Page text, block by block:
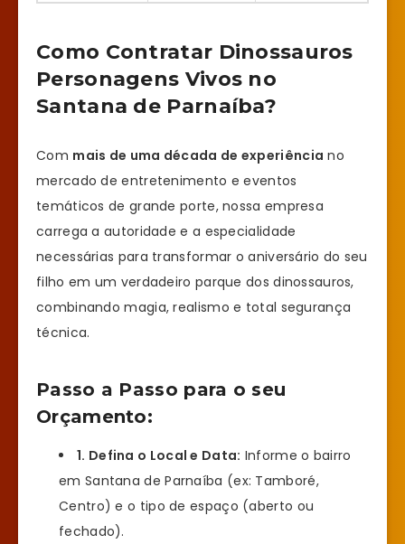
Como Contratar Dinossauros
Personagens Vivos no
Santana de Parnaíba?
Com mais de uma década de experiência no
mercado de entretenimento e eventos
temáticos de grande porte, nossa empresa
carrega a autoridade e a especialidade
necessárias para transformar o aniversário do seu
filho em um verdadeiro parque dos dinossauros,
combinando magia, realismo e total segurança
técnica.
Passo a Passo para o seu
Orçamento:
1. Defina o Local e Data: Informe o bairro
em Santana de Parnaíba (ex: Tamboré,
Centro) e o tipo de espaço (aberto ou
fechado).